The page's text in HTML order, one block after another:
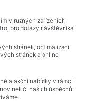
11000, Praha
v různých zařízeních
pro dotazy návštěvníka
stránek, optimalizaci
stránek a online
a akční nabídky v rámci
či našich úspěchů.